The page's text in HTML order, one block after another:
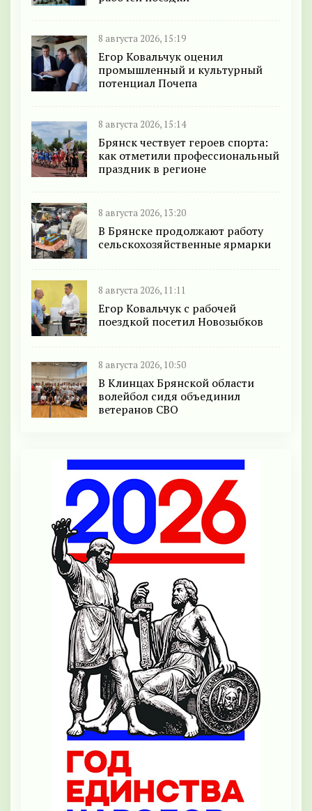
8 августа 2026, 15:19
Егор Ковальчук оценил
промышленный и культурный
потенциал Почепа
8 августа 2026, 15:14
Брянск чествует героев спорта:
как отметили профессиональный
праздник в регионе
8 августа 2026, 13:20
В Брянске продолжают работу
сельскохозяйственные ярмарки
8 августа 2026, 11:11
Егор Ковальчук с рабочей
поездкой посетил Новозыбков
8 августа 2026, 10:50
В Клинцах Брянской области
волейбол сидя объединил
ветеранов СВО